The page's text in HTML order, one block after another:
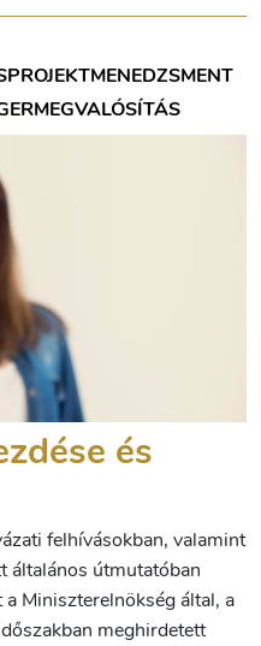
PROJEKTMENEDZSMENT
MEGVALÓSÍTÁS
és
felhívásokban, valamint
általános útmutatóban
Miniszterelnökség által, a
meghirdetett